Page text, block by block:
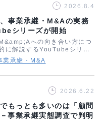
2026.8.4
事業承継・M&Aの実務
シリーズが開始
への向き合い方につ
に解説するYouTubeシリー
た。配信元は、税務会計とM
グを一体で手がける船井総
業承継・M&A
2026.6.22
もっとも多いのは「顧問
事業承継実態調査で判明